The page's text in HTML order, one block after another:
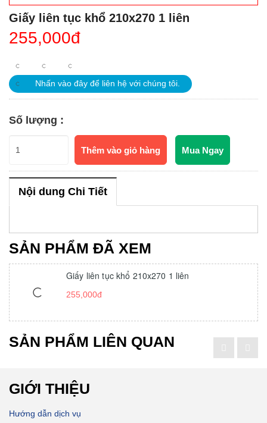
Giấy liên tục khổ 210x270 1 liên
255,000đ
Nhấn vào đây để liên hệ với chúng tôi.
Số lượng :
Thêm vào giỏ hàng Mua Ngay
Nội dung Chi Tiết
SẢN PHẨM ĐÃ XEM
Giấy liên tục khổ 210x270 1 liên
255,000đ
SẢN PHẨM LIÊN QUAN
GIỚI THIỆU
Hướng dẫn dịch vụ